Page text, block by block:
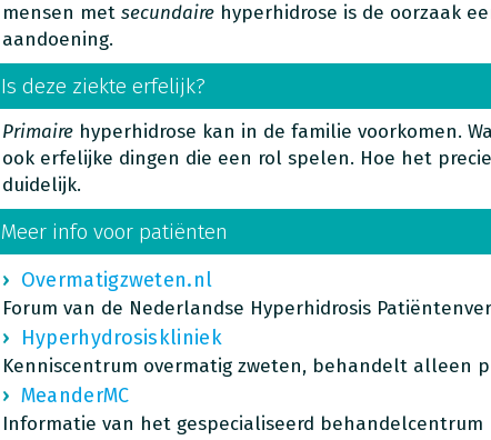
mensen met secundairehyperhidrose is de oorzaak
aandoening.
Is deze ziekte erfelijk?
Primairehyperhidrose kan in de familie voorkomen.
ook erfelijke dingen die een rol spelen. Hoe het
duidelijk.
Meer info voor patiënten
Overmatigzweten.nl
Forum van de Nederlandse Hyperhidrosis
Hyperhydrosiskliniek
Kenniscentrum overmatig zweten, behandelt alleen
MeanderMC
Informatie van het gespecialiseerd behandelcentrum